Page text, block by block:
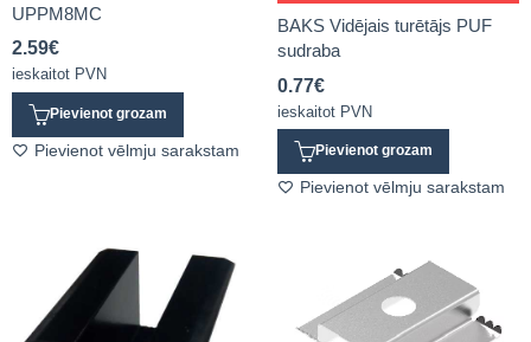
UPPM8MC
2.59€
ieskaitot PVN
Pievienot grozam
Pievienot vēlmju sarakstam
BAKS Vidējais turētājs PUF
sudraba
0.77€
ieskaitot PVN
Pievienot grozam
Pievienot vēlmju sarakstam